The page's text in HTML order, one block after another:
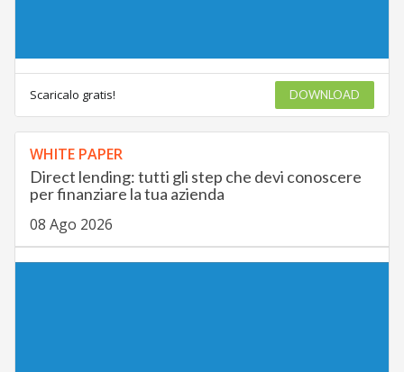
Scaricalo gratis! DOWNLOAD
WHITE PAPER
Direct lending: tutti gli step che devi conoscere
per finanziare la tua azienda
08 Ago 2026